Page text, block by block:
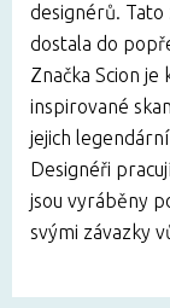
designérů. Tato
dostala do
Značka Scion
inspirované
jejich
Designéři
jsou vyráběny
svými závazky